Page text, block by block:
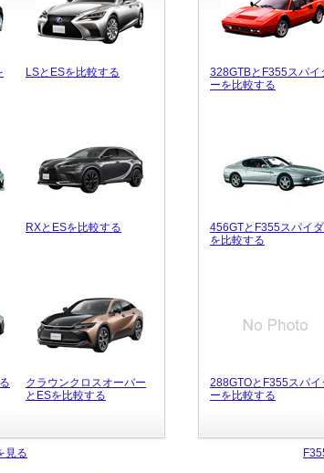
LSとESを比較する
RXとESを比較する
クラウンクロスオーバー
とESを比較する
328GTBとF355スパイ
ーを比較する
456GTとF355スパイ
を比較する
288GTOとF355スパイ
ーを比較する
見る